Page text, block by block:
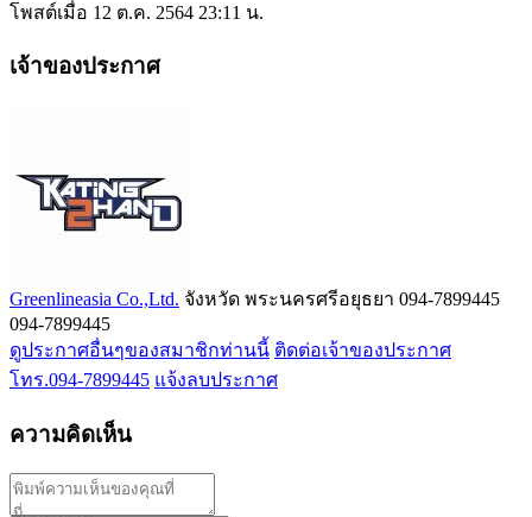
โพสต์เมื่อ 12 ต.ค. 2564 23:11 น.
เจ้าของประกาศ
Greenlineasia Co.,Ltd. จังหวัด พระนครศรีอยุธยา 094-7899445
094-7899445
ดูประกาศอื่นๆของสมาชิกท่านนี้ ติดต่อเจ้าของประกาศ
โทร.094-7899445 แจ้งลบประกาศ
ความคิดเห็น